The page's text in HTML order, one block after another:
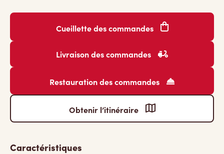
Cueillette des commandes
Livraison des commandes
Restauration des commandes
Obtenir l’itinéraire
Caractéristiques